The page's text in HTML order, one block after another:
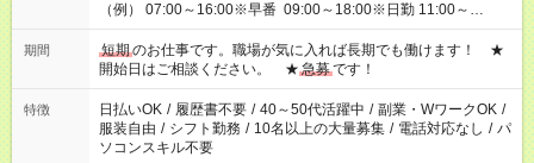
（例） 07:00～16:00※早番 09:00～18:00※日勤 11:00～
20:00※遅番 ※時間は、固定・選べる施設もあるので、ご希望が
あれば調整できます！ ※シフト制。勤務地により実働時間が異
なります。★家庭の都合でお休みが必要な場合も遠慮なくご相談
ください。
期間 短期のお仕事です。職場が気に入れば長期でも働けます！ ★
開始日はご相談ください。 ★ 急募です！
特徴 日払いOK / 履歴書不要 / 40～50代活躍中 / 副業・WワークOK /
服装自由 / シフト勤務 / 10名以上の大量募集 / 電話対応なし / パ
ソコンスキル不要